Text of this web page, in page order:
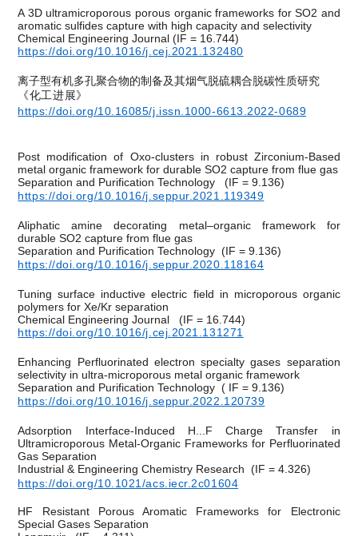
A 3D ultramicroporous porous organic frameworks for SO2 and
aromatic sulfides capture with high capacity and selectivity
Chemical Engineering Journal (IF = 16.744)
https://doi.org/10.1016/j.cej.2021.132480
离子型有机多孔聚合物的制备及其烟气脱硫耦合脱碳性质研究
《化工进展》
https://doi.org/10.16085/j.issn.1000-6613.2022-0689
Post modification of Oxo-clusters in robust Zirconium-Based
metal organic framework for durable SO2 capture from flue gas
Separation and Purification Technology (IF = 9.136)
https://doi.org/10.1016/j.seppur.2021.119349
Aliphatic amine decorating metal–organic framework for
durable SO2 capture from flue gas
Separation and Purification Technology (IF = 9.136)
https://doi.org/10.1016/j.seppur.2020.118164
Tuning surface inductive electric field in microporous organic
polymers for Xe/Kr separation
Chemical Engineering Journal (IF = 16.744)
https://doi.org/10.1016/j.cej.2021.131271
Enhancing Perfluorinated electron specialty gases separation
selectivity in ultra-microporous metal organic framework
Separation and Purification Technology ( IF = 9.136)
https://doi.org/10.1016/j.seppur.2022.120739
Adsorption Interface-Induced H...F Charge Transfer in
Ultramicroporous Metal-Organic Frameworks for Perfluorinated
Gas Separation
Industrial & Engineering Chemistry Research (IF = 4.326)
https://doi.org/10.1021/acs.iecr.2c01604
HF Resistant Porous Aromatic Frameworks for Electronic
Special Gases Separation